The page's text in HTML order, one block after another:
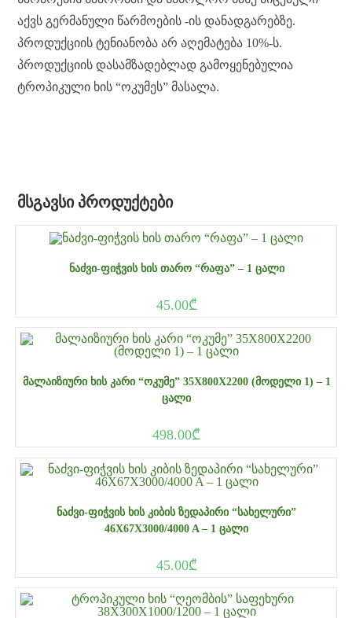
აქვს გერმანული წარმოების -ის დანადგარებზე.
პროდუქციის ტენიანობა არ აღემატება 10%-ს.
პროდუქციის დასამზადებლად გამოყენებულია
ტროპიკული ხის “ოკუმეს” მასალა.
ᲛᲡᲒᲐᲕᲡᲘ ᲞᲠᲝᲓᲣᲥᲢᲔᲑᲘ
ᲜᲐᲫᲕᲘ-ᲤᲘᲭᲕᲘᲡ ᲮᲘᲡ ᲗᲐᲠᲝ “ᲠᲐᲤᲐ” – 1 ᲪᲐᲚᲘ
45.00₾
ᲛᲐᲚᲐᲘᲖᲘᲣᲠᲘ ᲮᲘᲡ ᲙᲐᲠᲘ “ᲝᲙᲣᲛᲔ” 35X800X2200 (ᲛᲝᲓᲔᲚᲘ 1) – 1
ᲪᲐᲚᲘ
498.00₾
ᲜᲐᲫᲕᲘ-ᲤᲘᲭᲕᲘᲡ ᲮᲘᲡ ᲙᲘᲑᲘᲡ ᲖᲔᲓᲐᲞᲘᲠᲘ “ᲡᲐᲮᲔᲚᲣᲠᲘ”
46X67X3000/4000 A – 1 ᲪᲐᲚᲘ
45.00₾